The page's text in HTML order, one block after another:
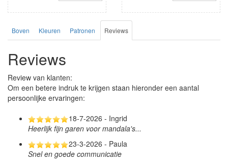
Boven Kleuren Patronen Reviews
Reviews
Review van klanten:
Om een betere indruk te krijgen staan hieronder een aantal
persoonlijke ervaringen:
18-7-2026 - Ingrid
Heerlijk fijn garen voor mandala's...
23-3-2026 - Paula
Snel en goede communicatie